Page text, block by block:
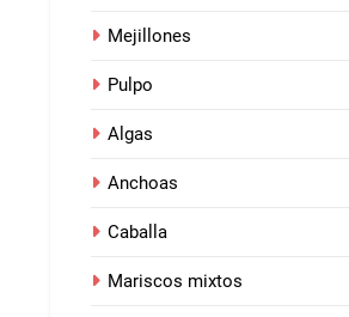
Mejillones
Pulpo
Algas
Anchoas
Caballa
Mariscos mixtos